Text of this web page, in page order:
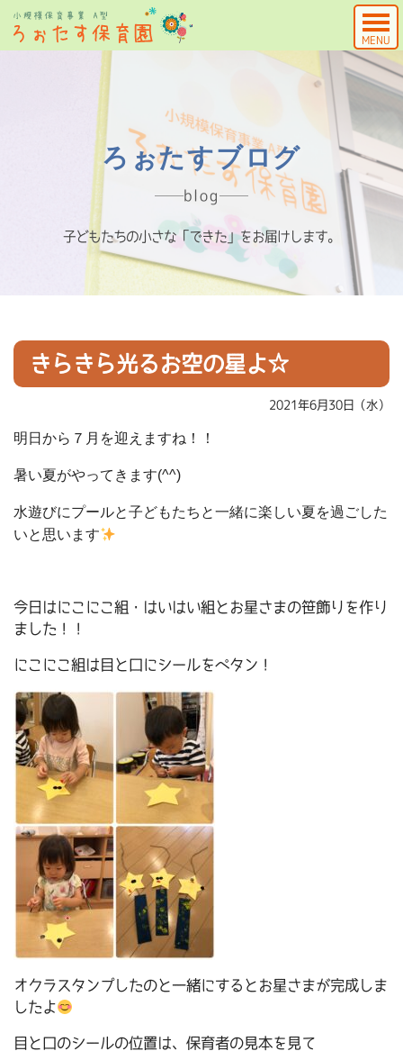
MENU
ろぉたすブログ
blog
子どもたちの小さな「できた」をお届けします。
きらきら光るお空の星よ☆
2021年6月30日（水）
明日から７月を迎えますね！！
暑い夏がやってきます(^^)
水遊びにプールと子どもたちと一緒に楽しい夏を過ごした
いと思います
今日はにこにこ組・はいはい組とお星さまの笹飾りを作り
ました！！
にこにこ組は目と口にシールをペタン！
オクラスタンプしたのと一緒にするとお星さまが完成しま
したよ
目と口のシールの位置は、保育者の見本を見て